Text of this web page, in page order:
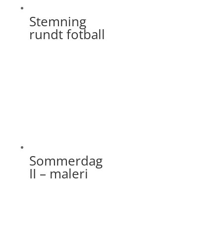
Stemning
rundt fotball
Sommerdag
II – maleri